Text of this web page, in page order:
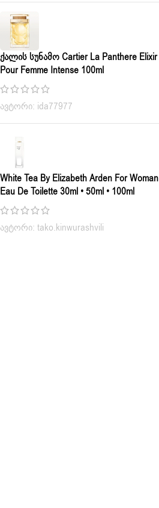
Ქალის Სუნამო Cartier La Panthere Elixir
Pour Femme Intense 100ml
ავტორი: ida77977
White Tea By Elizabeth Arden For Woman
Eau De Toilette 30ml • 50ml • 100ml
ავტორი: tako.kinwurashvili